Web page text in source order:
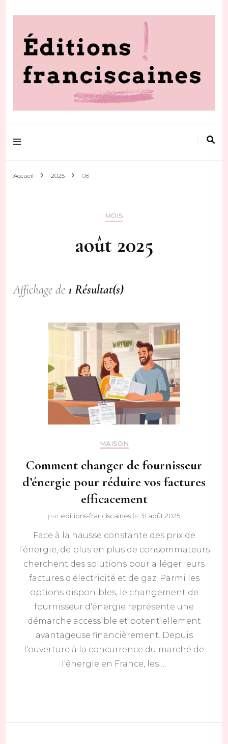
Editions
franciscaines
Votre actualité au quotidien
Accueil 2025 08
MOIS
août 2025
Affichage de1 Résultat(s)
MAISON
Comment changer de fournisseur
d’énergie pour réduire vos factures
efficacement
par editions-franciscaines le 31 août 2025
Face à la hausse constante des prix de
l'énergie, de plus en plus de consommateurs
cherchent des solutions pour alléger leurs
factures d'électricité et de gaz. Parmi les
options disponibles, le changement de
fournisseur d'énergie représente une
démarche accessible et potentiellement
avantageuse financièrement. Depuis
l'ouverture à la concurrence du marché de
l'énergie en France, les …